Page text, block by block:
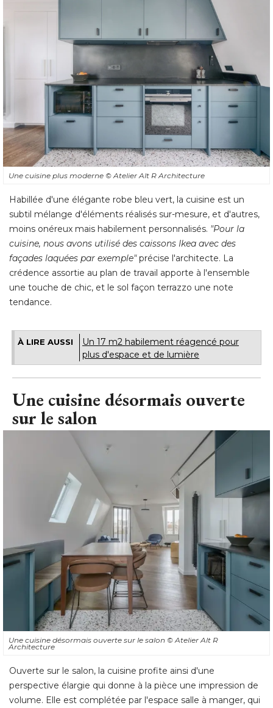
Une cuisine plus moderne © Atelier Alt R Architecture
Habillée d'une élégante robe bleu vert, la cuisine est un
subtil mélange d'éléments réalisés sur-mesure, et d'autres,
moins onéreux mais habilement personnalisés. "Pour la
cuisine, nous avons utilisé des caissons Ikea avec des
façades laquées par exemple"précise l'architecte. La
crédence assortie au plan de travail apporte à l'ensemble
une touche de chic, et le sol façon terrazzo une note
tendance.
À LIRE AUSSI
Un 17 m2 habilement réagencé pour
plus d'espace et de lumière
Une cuisine désormais ouverte
sur le salon
Une cuisine désormais ouverte sur le salon © Atelier Alt R
Architecture
Ouverte sur le salon, la cuisine profite ainsi d'une
perspective élargie qui donne à la pièce une impression de
volume. Elle est complétée par l'espace salle à manger, qui